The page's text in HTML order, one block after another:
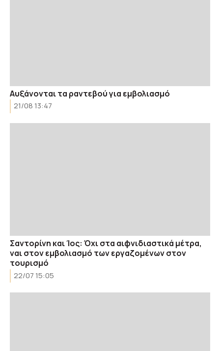
Αυξάνονται τα ραντεβού για εμβολιασμό
21/08 13:47
Σαντορίνη και Ίος: Όχι στα αιφνιδιαστικά μέτρα,
ναι στον εμβολιασμό των εργαζομένων στον
τουρισμό
22/07 15:05